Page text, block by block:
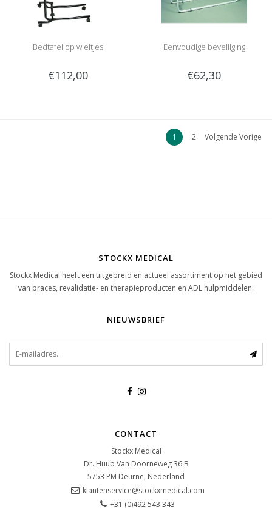
Bedtafel op wieltjes
€112,00
Eenvoudige beveiliging
€62,30
1 2 Volgende Vorige
STOCKX MEDICAL
Stockx Medical heeft een uitgebreid en actueel assortiment op het gebied
van braces, revalidatie- en therapieproducten en ADL hulpmiddelen.
NIEUWSBRIEF
CONTACT
Stockx Medical
Dr. Huub Van Doorneweg 36 B
5753 PM Deurne, Nederland
klantenservice@stockxmedical.com
+31 (0)492 543 343